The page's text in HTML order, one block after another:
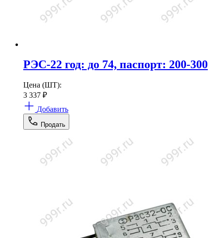
РЭС-22 год: до 74, паспорт: 200-300
Цена (ШТ):
3 337 ₽
Добавить
Продать